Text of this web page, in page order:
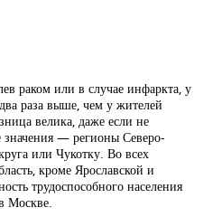
раком или в случае инфаркта, у
раза выше, чем у жителей
велика, даже если не
значения — регионы Северо-
или Чукотку. Во всех
кроме Ярославской и
трудоспособного населения
Москве.